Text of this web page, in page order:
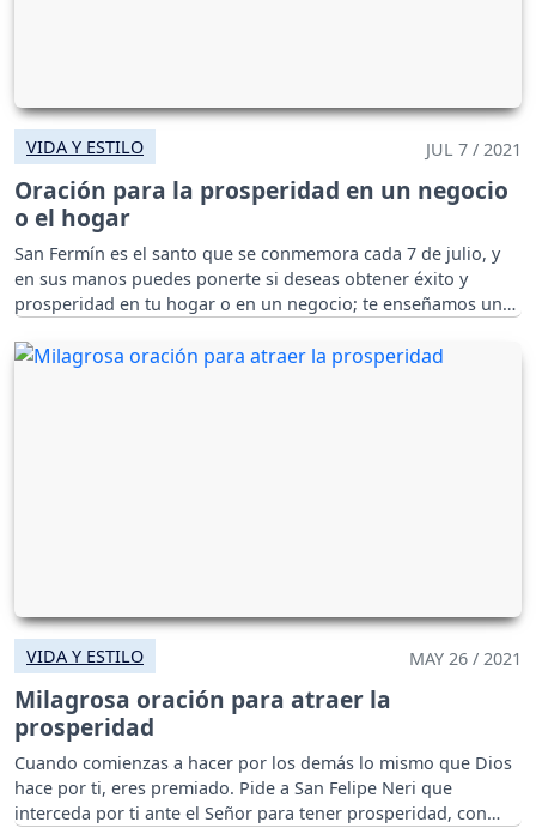
VIDA Y ESTILO JUL 7 / 2021
Oración para la prosperidad en un negocio
o el hogar
San Fermín es el santo que se conmemora cada 7 de julio, y
en sus manos puedes ponerte si deseas obtener éxito y
prosperidad en tu hogar o en un negocio; te enseñamos una
VIDA Y ESTILO MAY 26 / 2021
Milagrosa oración para atraer la
prosperidad
Cuando comienzas a hacer por los demás lo mismo que Dios
hace por ti, eres premiado. Pide a San Felipe Neri que
interceda por ti ante el Señor para tener prosperidad, con